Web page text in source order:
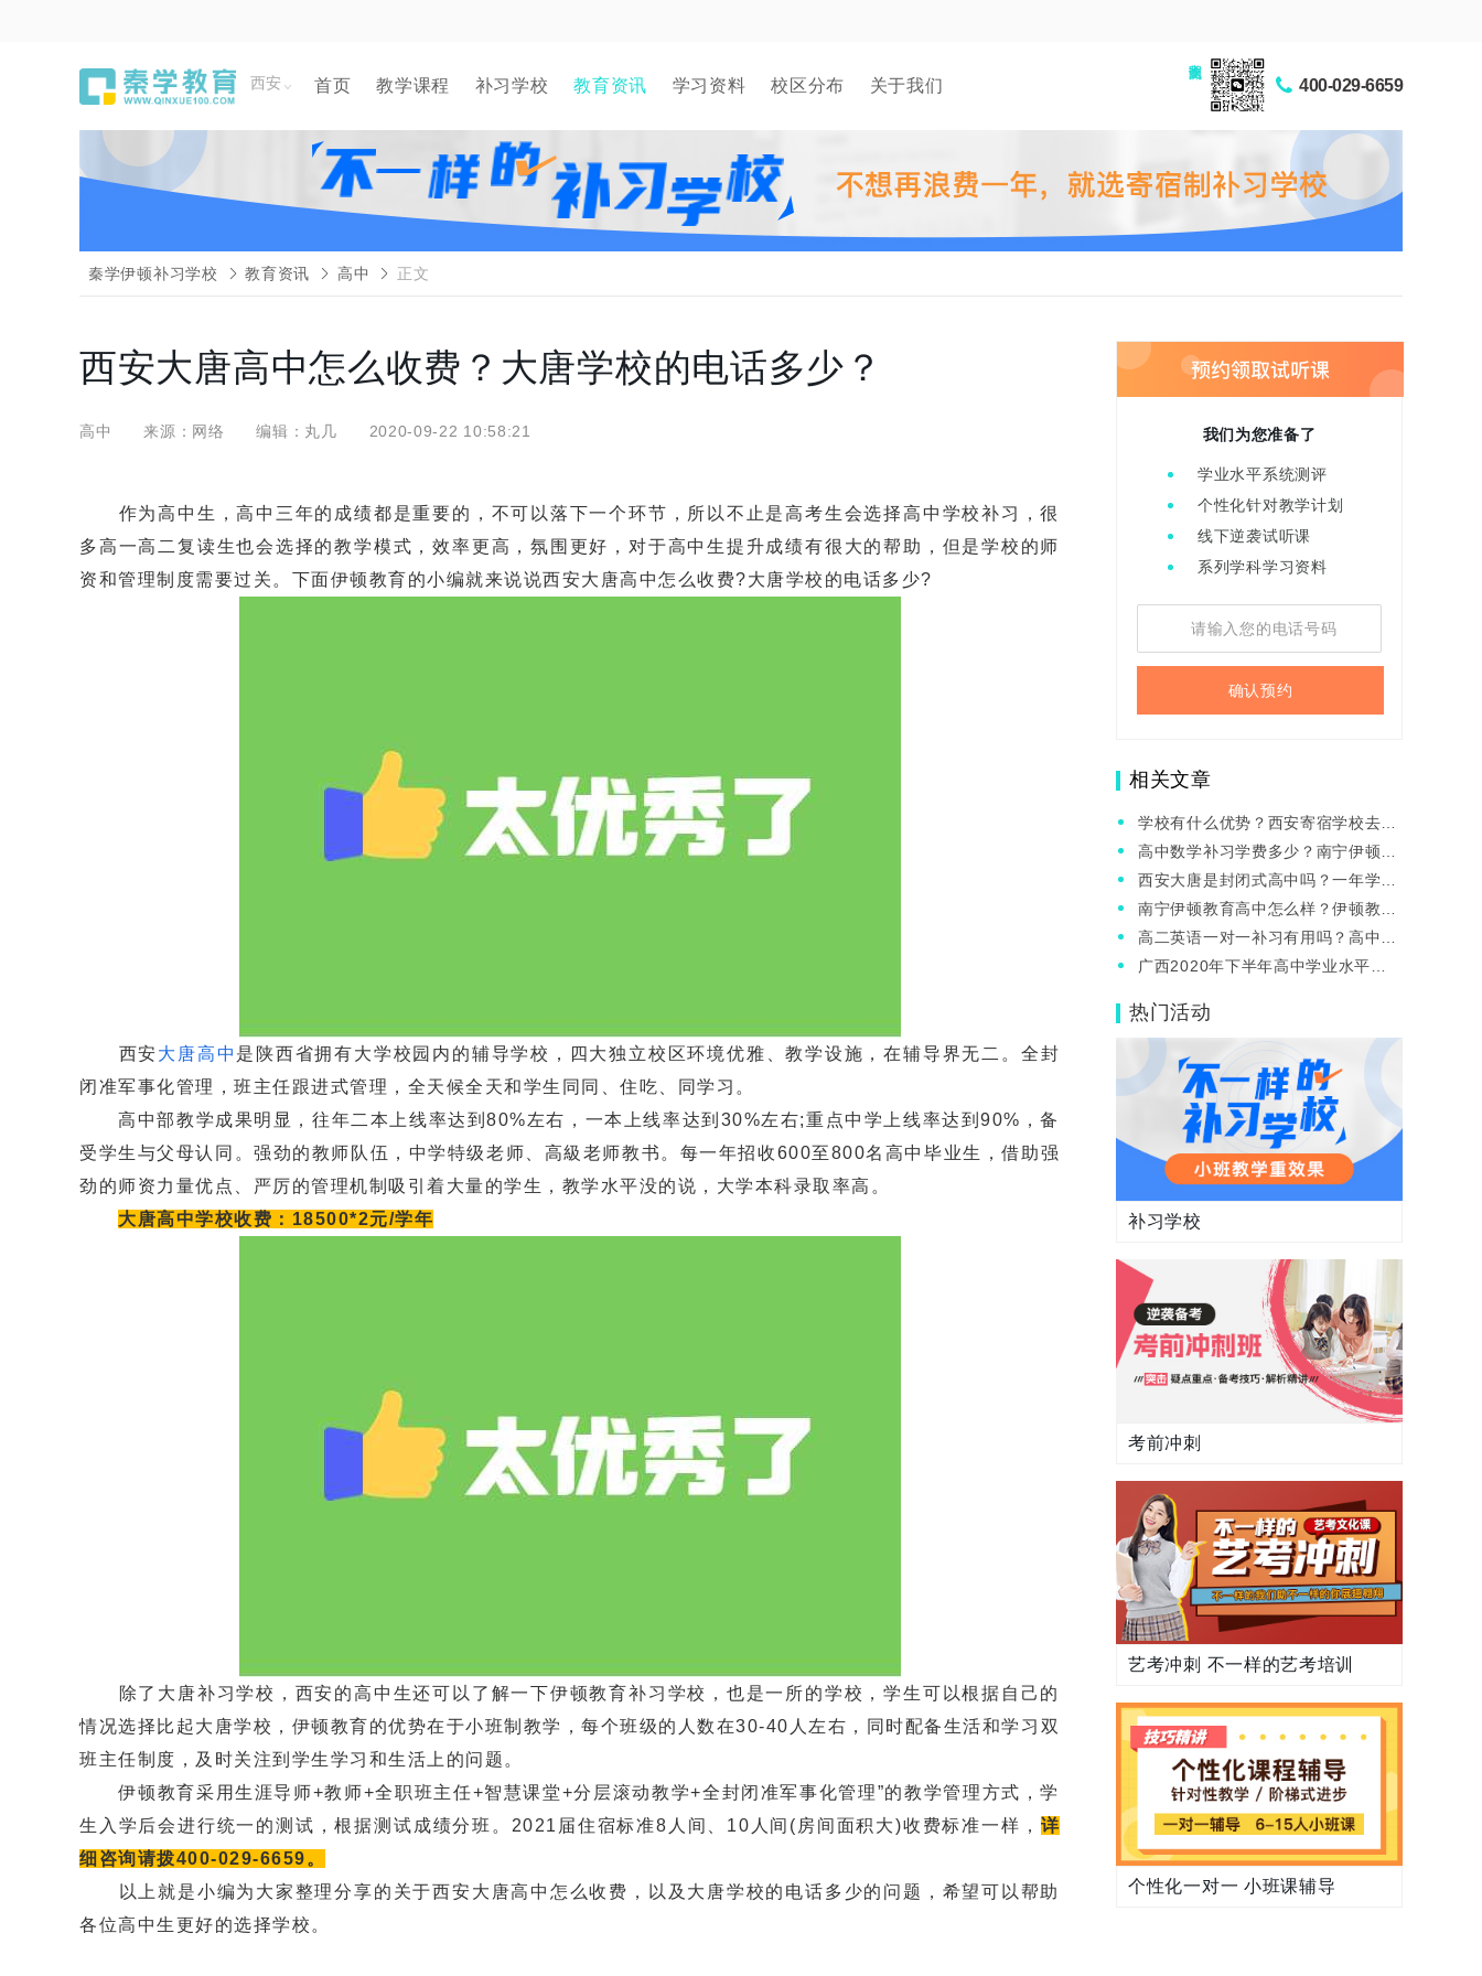
西安 首页 教学课程 补习学校 教育资讯 学习资料 校区分布 关于我们 400-029-6659
秦学伊顿补习学校 教育资讯 高中 正文
西安大唐高中怎么收费？大唐学校的电话多少？
高中 来源：网络 编辑：丸几 2020-09-22 10:58:21
作为高中生，高中三年的成绩都是重要的，不可以落下一个环节，所以不止是高考生会选择高中学校补习，很
多高一高二复读生也会选择的教学模式，效率更高，氛围更好，对于高中生提升成绩有很大的帮助，但是学校的师
资和管理制度需要过关。下面伊顿教育的小编就来说说西安大唐高中怎么收费?大唐学校的电话多少?
西安大唐高中 是陕西省拥有大学校园内的辅导学校，四大独立校区环境优雅、教学设施，在辅导界无二。全封
闭准军事化管理，班主任跟进式管理，全天候全天和学生同同、住吃、同学习。
高中部教学成果明显，往年二本上线率达到80%左右，一本上线率达到30%左右;重点中学上线率达到90%，备
受学生与父母认同。强劲的教师队伍，中学特级老师、高級老师教书。每一年招收600至800名高中毕业生，借助强
劲的师资力量优点、严厉的管理机制吸引着大量的学生，教学水平没的说，大学本科录取率高。
大唐高中学校收费：18500*2元/学年
除了大唐补习学校，西安的高中生还可以了解一下伊顿教育补习学校，也是一所的学校，学生可以根据自己的
情况选择比起大唐学校，伊顿教育的优势在于小班制教学，每个班级的人数在30-40人左右，同时配备生活和学习双
班主任制度，及时关注到学生学习和生活上的问题。
伊顿教育采用生涯导师+教师+全职班主任+智慧课堂+分层滚动教学+全封闭准军事化管理”的教学管理方式，学
生入学后会进行统一的测试，根据测试成绩分班。2021届住宿标准8人间、10人间(房间面积大)收费标准一样， 详
细咨询请拨400-029-6659。
以上就是小编为大家整理分享的关于西安大唐高中怎么收费，以及大唐学校的电话多少的问题，希望可以帮助
各位高中生更好的选择学校。
我们为您准备了
学业水平系统测评
个性化针对教学计划
线下逆袭试听课
系列学科学习资料
确认预约
相关文章
学校有什么优势？西安寄宿学校去哪
家？
高中数学补习学费多少？南宁伊顿教
育怎么样？
西安大唐是封闭式高中吗？一年学费
多少？
南宁伊顿教育高中怎么样？伊顿教育
学费高吗？
高二英语一对一补习有用吗？高中英
语补习班大概多钱？
广西2020年下半年高中学业水平考
热门活动
补习学校
考前冲刺
艺考冲刺 不一样的艺考培训
个性化一对一 小班课辅导